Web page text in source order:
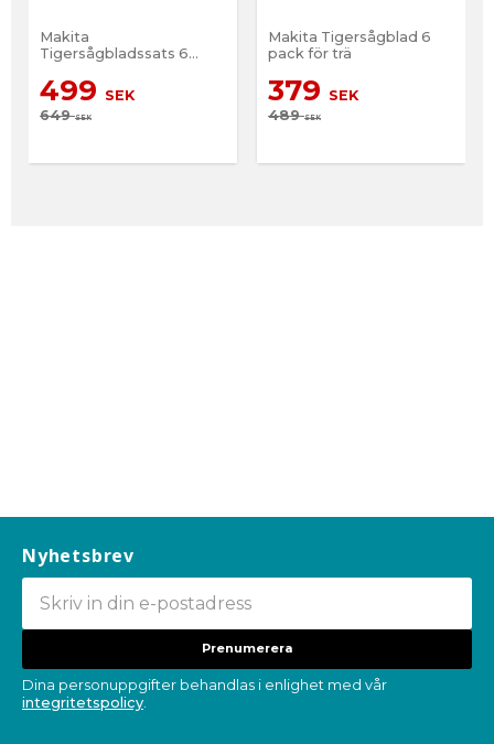
Makita
Tigersågbladssats 6
499 SEK
649SEK
Makita Tigersågblad 6
pack för trä
379 SEK
489SEK
Nyhetsbrev
Prenumerera
Dina personuppgifter behandlas i enlighet med vår
integritetspolicy